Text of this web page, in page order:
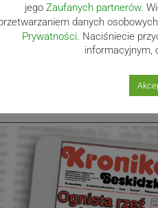
jego Zaufanych partnerów.
danych
Prywatności . Naciśniecie
informacyjnym,